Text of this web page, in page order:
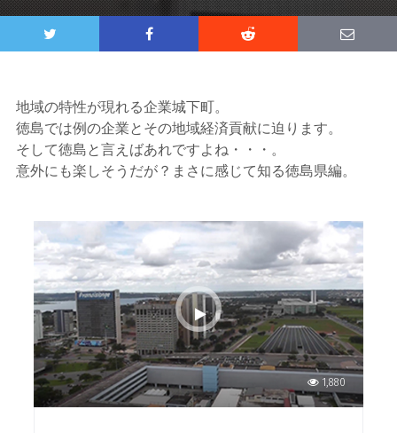
地域の特性が現れる企業城下町。
徳島では例の企業とその地域経済貢献に迫ります。
そして徳島と言えばあれですよね・・・。
意外にも楽しそうだが？まさに感じて知る徳島県編。
1,880